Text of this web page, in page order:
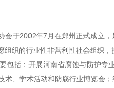
于2002年7月在郑州正式成立，
组织的行业性非营利性社会组织
括：开展河南省腐蚀与防护专
术、学术活动和防腐行业博览会